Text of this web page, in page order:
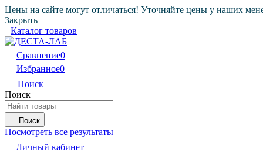
Цены на сайте могут отличаться! Уточняйте цены у наших
Закрыть
Каталог товаров
Сравнение0
Избранное0
Поиск
Поиск
Поиск
Посмотреть все результаты
Личный кабинет